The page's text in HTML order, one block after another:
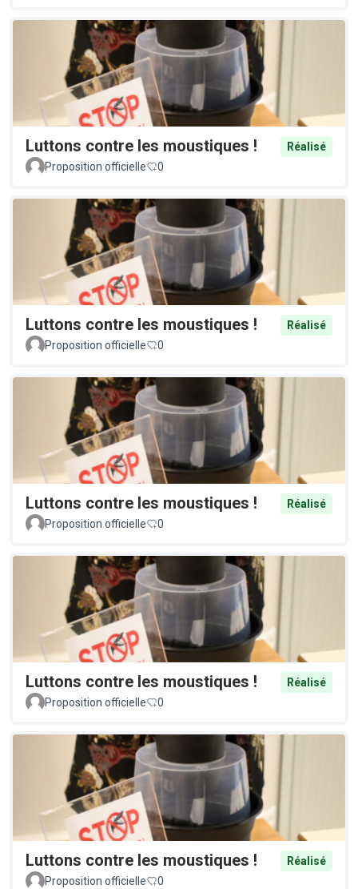
Luttons contre les moustiques !
Réalisé
Proposition officielle
0
Luttons contre les moustiques !
Réalisé
Proposition officielle
0
Luttons contre les moustiques !
Réalisé
Proposition officielle
0
Luttons contre les moustiques !
Réalisé
Proposition officielle
0
Luttons contre les moustiques !
Réalisé
Proposition officielle
0